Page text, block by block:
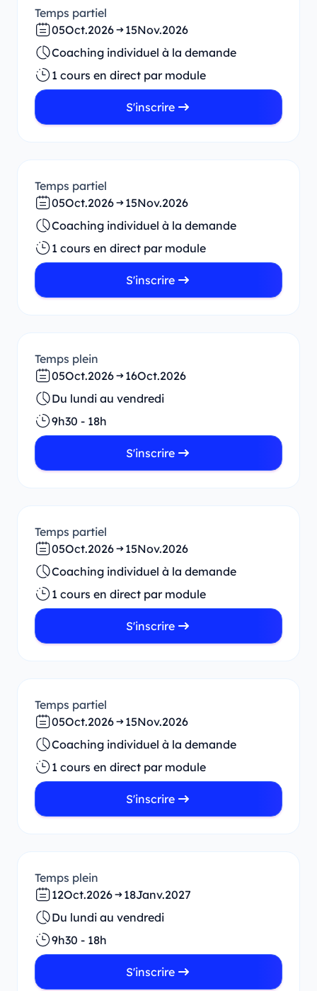
Temps partiel
05Oct.2026 15Nov.2026
Coaching individuel à la demande
1 cours en direct par module
S'inscrire
Temps partiel
05Oct.2026 15Nov.2026
Coaching individuel à la demande
1 cours en direct par module
S'inscrire
Temps plein
05Oct.2026 16Oct.2026
Du lundi au vendredi
9h30 - 18h
S'inscrire
Temps partiel
05Oct.2026 15Nov.2026
Coaching individuel à la demande
1 cours en direct par module
S'inscrire
Temps partiel
05Oct.2026 15Nov.2026
Coaching individuel à la demande
1 cours en direct par module
S'inscrire
Temps plein
12Oct.2026 18Janv.2027
Du lundi au vendredi
9h30 - 18h
S'inscrire